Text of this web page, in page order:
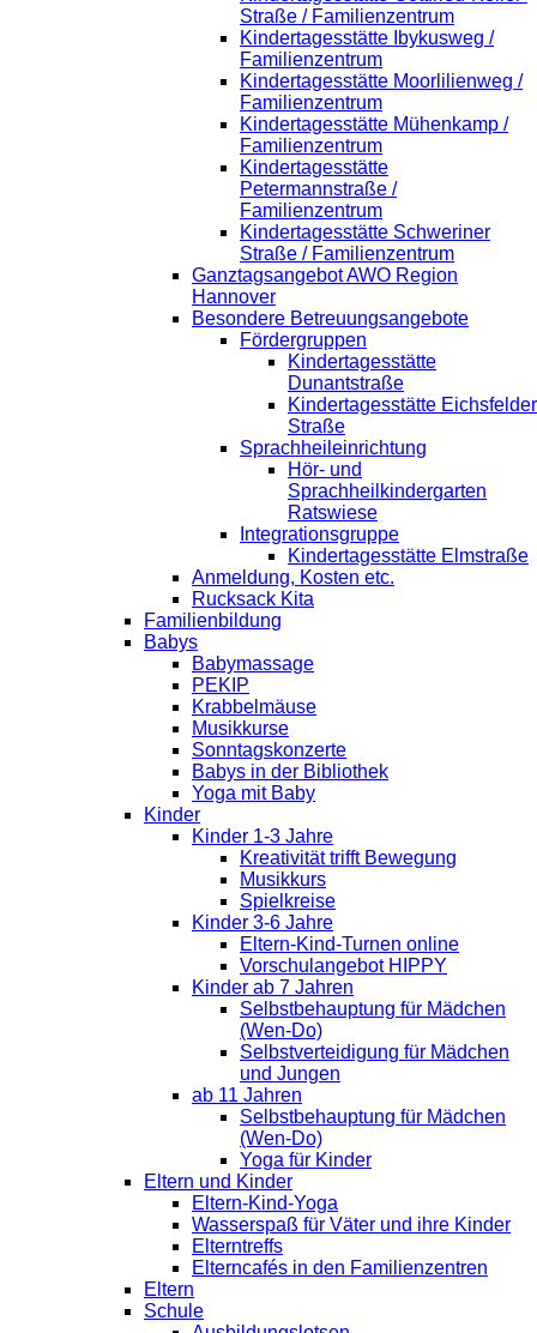
Straße / Familienzentrum
Kindertagesstätte Ibykusweg /
Familienzentrum
Kindertagesstätte Moorlilienweg /
Familienzentrum
Kindertagesstätte Mühenkamp /
Familienzentrum
Kindertagesstätte
Petermannstraße /
Familienzentrum
Kindertagesstätte Schweriner
Straße / Familienzentrum
Ganztagsangebot AWO Region
Hannover
Besondere Betreuungsangebote
Fördergruppen
Kindertagesstätte
Dunantstraße
Kindertagesstätte Eichsfelder
Straße
Sprachheileinrichtung
Hör- und
Sprachheilkindergarten
Ratswiese
Integrationsgruppe
Kindertagesstätte Elmstraße
Anmeldung, Kosten etc.
Rucksack Kita
Familienbildung
Babys
Babymassage
PEKIP
Krabbelmäuse
Musikkurse
Sonntagskonzerte
Babys in der Bibliothek
Yoga mit Baby
Kinder
Kinder 1-3 Jahre
Kreativität trifft Bewegung
Musikkurs
Spielkreise
Kinder 3-6 Jahre
Eltern-Kind-Turnen online
Vorschulangebot HIPPY
Kinder ab 7 Jahren
Selbstbehauptung für Mädchen
(Wen-Do)
Selbstverteidigung für Mädchen
und Jungen
ab 11 Jahren
Selbstbehauptung für Mädchen
(Wen-Do)
Yoga für Kinder
Eltern und Kinder
Eltern-Kind-Yoga
Wasserspaß für Väter und ihre Kinder
Elterntreffs
Elterncafés in den Familienzentren
Eltern
Schule